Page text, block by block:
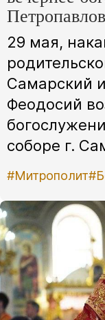
29 мая,
Самарский
Феодосий
соборе г.
#Митрополит